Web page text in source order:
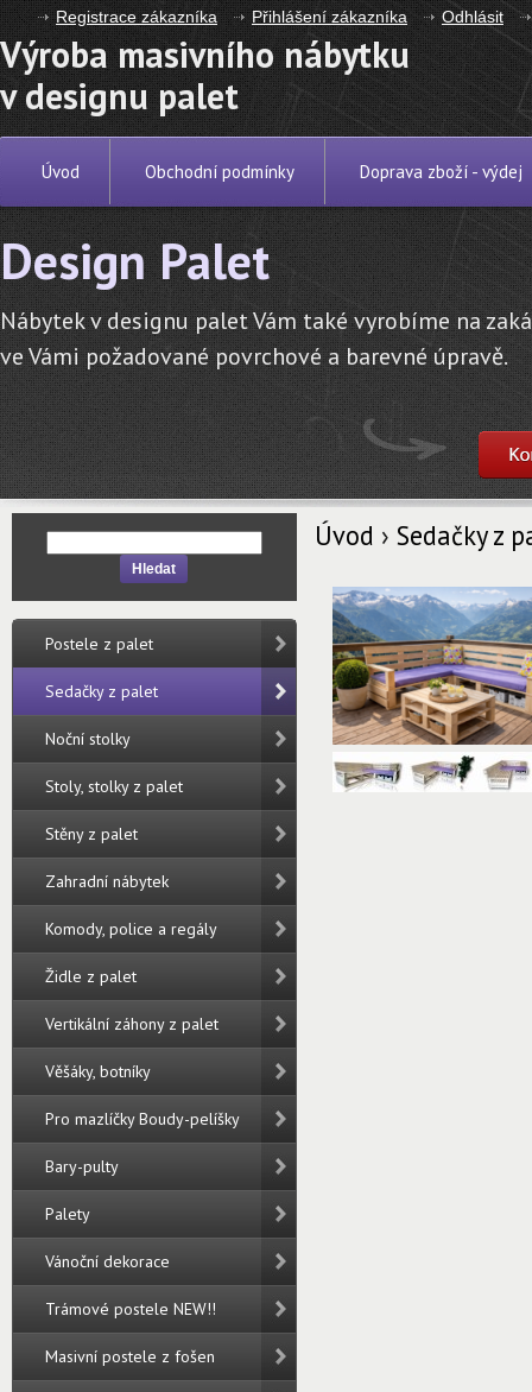
Registrace zákazníka Přihlášení zákazníka Odhlásit
Výroba masivního nábytku
v designu palet
Úvod Obchodní podmínky Doprava zboží - výdej
Design Palet
Nábytek v designu palet Vám také vyrobíme na
ve Vámi požadované povrchové a barevné úpravě.
Úvod › Sedačky z
Hledat
Postele z palet
Sedačky z palet
Noční stolky
Stoly, stolky z palet
Stěny z palet
Zahradní nábytek
Komody, police a regály
Židle z palet
Vertikální záhony z palet
Věšáky, botníky
Pro mazlíčky Boudy-pelíšky
Bary-pulty
Palety
Vánoční dekorace
Trámové postele NEW!!
Masivní postele z fošen